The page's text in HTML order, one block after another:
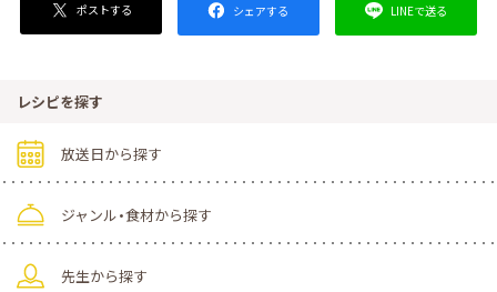
ポストする シェアする LINEで送る
レシピを探す
放送日から探す
ジャンル・食材から探す
先生から探す